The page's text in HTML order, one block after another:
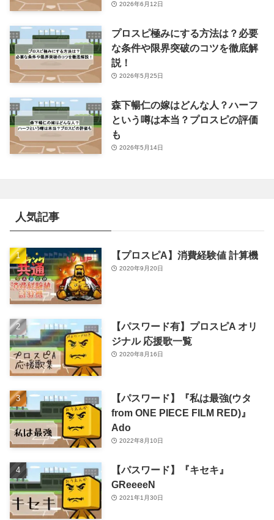
2026年6月12日
プロスピ極みにする方法は？必要
な条件や限界突破のコツを徹底解
説！
2026年5月25日
森下暢仁の嫁はどんな人？ハーフ
という噂は本当？プロスピの評価
も
2026年5月14日
人気記事
【プロスピA】消費経験値 計算機
2020年9月20日
【パスワード有】プロスピA オリ
ジナル 応援歌一覧
2020年8月16日
【パスワード】『私は最強(ウタ
from ONE PIECE FILM RED)』
Ado
2022年8月10日
【パスワード】『キセキ』
GReeeeN
2021年1月30日